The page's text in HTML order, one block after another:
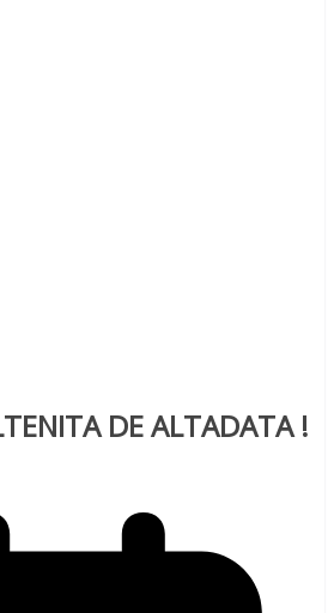
DE ALTADATA !